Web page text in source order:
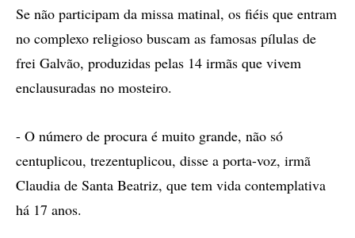
Se não participam da missa matinal, os fiéis que entram
no complexo religioso buscam as famosas pílulas de
frei Galvão, produzidas pelas 14 irmãs que vivem
enclausuradas no mosteiro.
- O número de procura é muito grande, não só
centuplicou, trezentuplicou, disse a porta-voz, irmã
Claudia de Santa Beatriz, que tem vida contemplativa
há 17 anos.